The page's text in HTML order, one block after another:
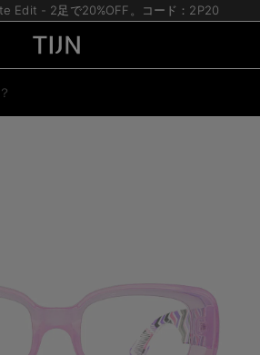
Edit - 2足で20%OFF。コード：2P20